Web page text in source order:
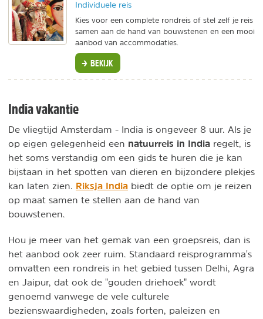
Individuele reis
Kies voor een complete rondreis of stel zelf je reis
samen aan de hand van bouwstenen en een mooi
aanbod van accommodaties.
BEKIJK
India vakantie
De vliegtijd Amsterdam - India is ongeveer 8 uur. Als je
op eigen gelegenheid een natuurreis in India regelt, is
het soms verstandig om een gids te huren die je kan
bijstaan in het spotten van dieren en bijzondere plekjes
kan laten zien. Riksja India biedt de optie om je reizen
op maat samen te stellen aan de hand van
bouwstenen.
Hou je meer van het gemak van een groepsreis, dan is
het aanbod ook zeer ruim. Standaard reisprogramma's
omvatten een rondreis in het gebied tussen Delhi, Agra
en Jaipur, dat ook de "gouden driehoek" wordt
genoemd vanwege de vele culturele
bezienswaardigheden, zoals forten, paleizen en